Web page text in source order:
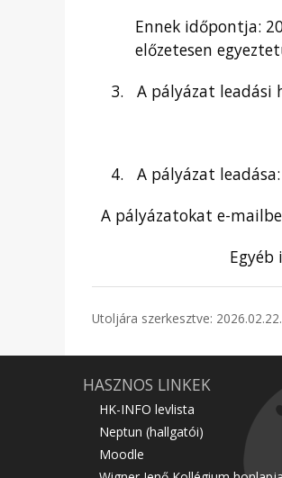
Ennek időpontja:
előzetesen
A pályázat leadási
A pályázat leadása:
A pályázatokat e-
Utoljára szerkesztve:
HASZNOS LINKEK
HK-INFO levlista
Neptun (hallgatói)
Moodle